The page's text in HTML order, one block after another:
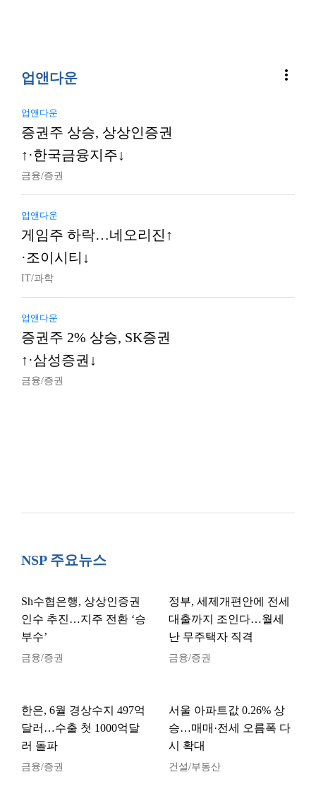
업앤다운 more_vert
업앤다운
증권주 상승, 상상인증권
↑·한국금융지주↓
금융/증권
업앤다운
게임주 하락…네오리진↑
·조이시티↓
IT/과학
업앤다운
증권주 2% 상승, SK증권
↑·삼성증권↓
금융/증권
NSP 주요뉴스
Sh수협은행, 상상인증권
인수 추진…지주 전환 ‘승
부수’
금융/증권
정부, 세제개편안에 전세
대출까지 조인다…월세
난 무주택자 직격
금융/증권
한은, 6월 경상수지 497억
달러…수출 첫 1000억달
러 돌파
금융/증권
서울 아파트값 0.26% 상
승…매매·전세 오름폭 다
시 확대
건설/부동산